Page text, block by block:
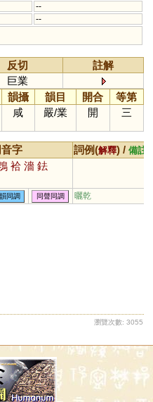
--
--
反切
註解
巨業
韻攝 韻目 開合
等第
咸 嚴/業 開 三
音字 詞例(解釋) / 備註
袷 濇 鉣
同調 同聲同調 曬乾
瀏覽次數: 3055